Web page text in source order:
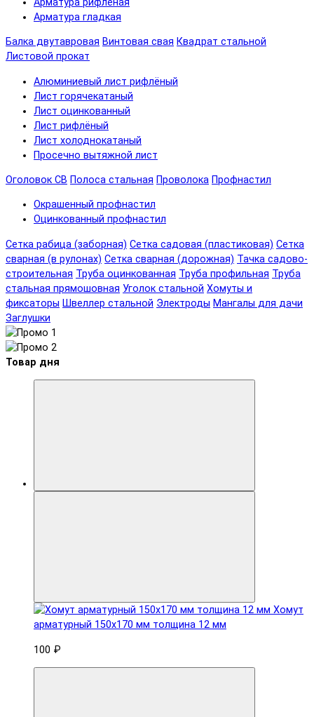
Арматура рифленая
Арматура гладкая
Балка двутавровая Винтовая свая Квадрат стальной
Листовой прокат
Алюминиевый лист рифлёный
Лист горячекатаный
Лист оцинкованный
Лист рифлёный
Лист холоднокатаный
Просечно вытяжной лист
Оголовок СВ Полоса стальная Проволока Профнастил
Окрашенный профнастил
Оцинкованный профнастил
Сетка рабица (заборная) Сетка садовая (пластиковая) Сетка
сварная (в рулонах) Сетка сварная (дорожная) Тачка садово-
строительная Труба оцинкованная Труба профильная Труба
стальная прямошовная Уголок стальной Хомуты и
фиксаторы Швеллер стальной Электроды Мангалы для дачи
Заглушки
Товар дня
Хомут
арматурный 150x170 мм толщина 12 мм
100 ₽